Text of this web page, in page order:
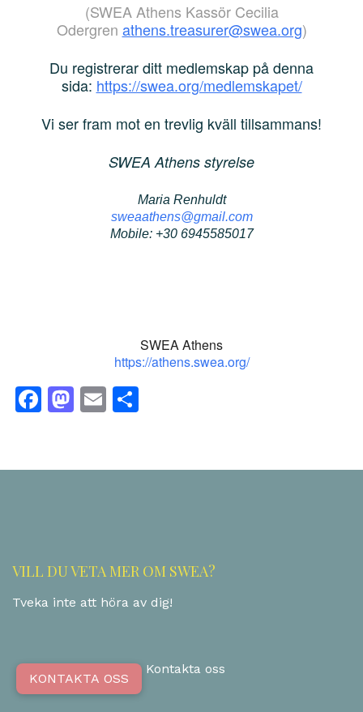
(SWEA Athens Kassör Cecilia
Odergren athens.treasurer@swea.org)
Du registrerar ditt medlemskap på denna
sida: https://swea.org/medlemskapet/
Vi ser fram mot en trevlig kväll tillsammans!
SWEA Athens styrelse
Maria Renhuldt
sweaathens@gmail.com
Mobile: +30 6945585017
SWEA Athens
https://athens.swea.org/
Facebook
Mastodon
Email
VILL DU VETA MER OM SWEA?
Tveka inte att höra av dig!
KONTAKTA OSS
Kontakta oss